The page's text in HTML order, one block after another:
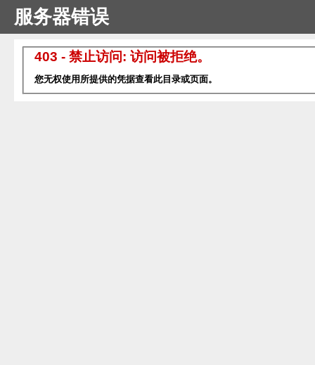
服务器错误
403 - 禁止访问: 访问被拒绝。
您无权使用所提供的凭据查看此目录或页面。